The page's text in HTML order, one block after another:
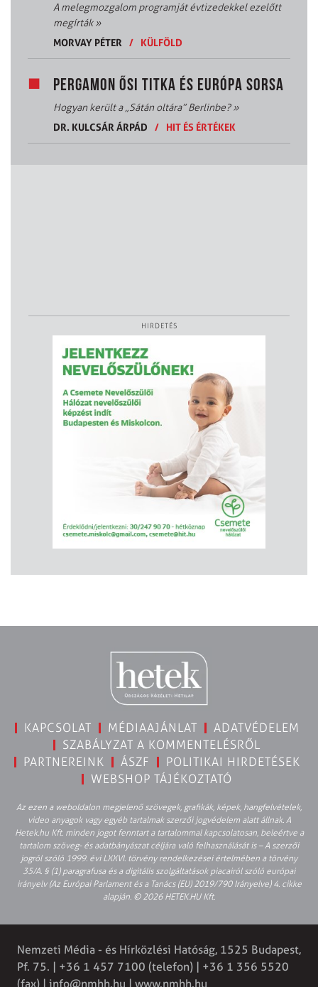
A melegmozgalom programját évtizedekkel ezelőtt
megírták»
MORVAY PÉTER
/ KÜLFÖLD
PERGAMON ŐSI TITKA ÉS EURÓPA SORSA
Hogyan került a „Sátán oltára” Berlinbe?»
DR. KULCSÁR ÁRPÁD
/ HIT ÉS ÉRTÉKEK
HIRDETÉS
KAPCSOLAT MÉDIAAJÁNLAT
ADATVÉDELEM
SZABÁLYZAT A KOMMENTELÉSRŐL
PARTNEREINK
ÁSZF
POLITIKAI HIRDETÉSEK
WEBSHOP TÁJÉKOZTATÓ
Az ezen a weboldalon megjelenő szövegek, grafikák, képek, hangfelvételek,
video anyagok vagy egyéb tartalmak szerzői jogvédelem alatt állnak. A
Hetek.hu Kft. minden jogot fenntart a tartalommal kapcsolatosan, beleértve a
tartalom szöveg- és adatbányászat céljára való felhasználását is – A szerzői
jogról szóló 1999. évi LXXVI. törvény rendelkezései értelmében a törvény
35/A. § (1) paragrafusa és a digitális szolgáltatások piacairól szóló európai
irányelv (Az Európai Parlament és a Tanács (EU) 2019/790 Irányelve) 4. cikke
alapján. © 2026 HETEK.HU Kft.
Nemzeti Média - és Hírközlési Hatóság, 1525 Budapest,
Pf. 75. | +36 1 457 7100 (telefon) | +36 1 356 5520
(fax) | info@nmhh.hu | www.nmhh.hu